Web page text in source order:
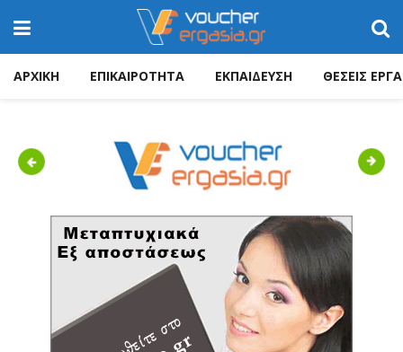
ΑΡΧΙΚΗ ΕΠΙΚΑΙΡΟΤΗΤΑ ΕΚΠΑΙΔΕΥΣΗ ΘΕΣΕΙΣ
Previous Next